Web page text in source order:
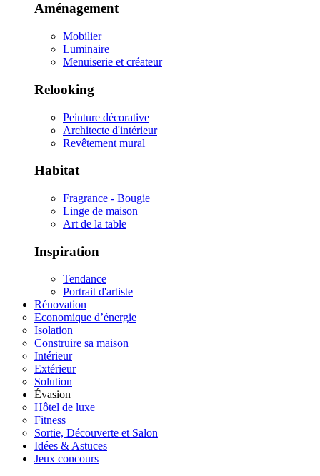
Aménagement
Mobilier
Luminaire
Menuiserie et créateur
Relooking
Peinture décorative
Architecte d'intérieur
Revêtement mural
Habitat
Fragrance - Bougie
Linge de maison
Art de la table
Inspiration
Tendance
Portrait d'artiste
Rénovation
Economique d’énergie
Isolation
Construire sa maison
Intérieur
Extérieur
Solution
Évasion
Hôtel de luxe
Fitness
Sortie, Découverte et Salon
Idées & Astuces
Jeux concours